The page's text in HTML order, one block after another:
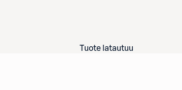
Tuote latautuu